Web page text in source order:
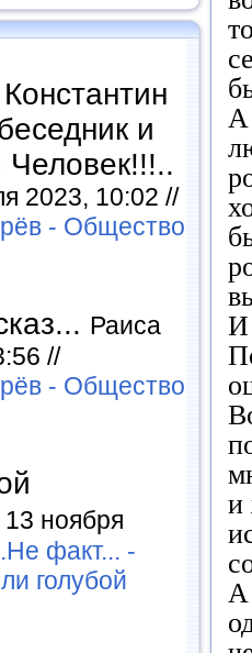
и
2023, 10:02 //
- Общество
Раиса
//
- Общество
ноября
факт... -
голубой
А
И
и
А